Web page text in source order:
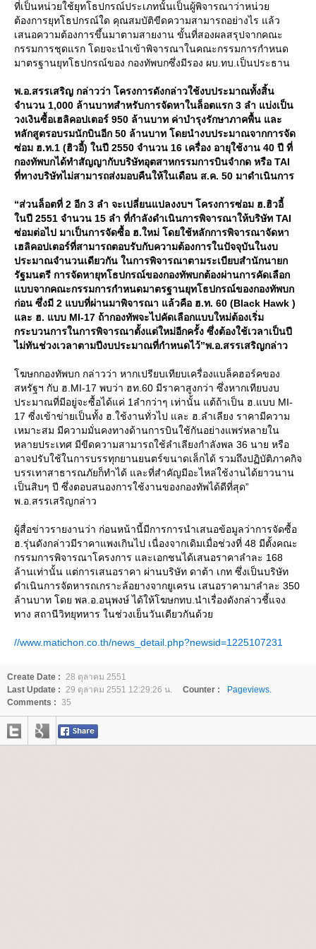
ที่เป็นหน่วยใช้ยุทโธปกรณ์ประเภทนั้นเป็นผู้พิจารณาว่าหน่ว
ต้องการยุทโธปกรณ์ใด คุณสมบัติขีดความสามารถอย่างไร แล้ว
เสนอความต้องการขึ้นมาตามสายงาน ขั้นที่สองผลสรุปจากคณะ
กรรมการชุดแรก โดยจะนำเข้าพิจารณาในคณะกรรมการกำหนด
มาตรฐานยุทโธปกรณ์ของ กองทัพบกซึ่งมีรอง ผบ.ทบ.เป็นประธาน
พ.อ.สรรเสริญ กล่าวว่า โครงการดังกล่าวใช้งบประมาณทั้งสิ้น
จำนวน 1,000 ล้านบาทสำหรับการจัดหาในล็อตแรก 3 ลำ แบ่งเป็น
วงเงินซื้อเฮลิคอปเตอร์ 950 ล้านบาท ค่าบำรุงรักษาภาคพื้น และ
หลักสูตรอบรมนักบินอีก 50 ล้านบาท โดยนำงบประมาณจากการจัด
ซ่อม ฮ.ท.1 (ฮิวอี้) ในปี 2550 จำนวน 16 เครื่อง อายุใช้งาน 40 ปี ที่
กองทัพบกได้ทำสัญญากับบริษัทอุตสาหกรรมการบินจำกด หรือ TAI
ที่ทางบริษัทไม่สามารถส่งมอบคืนให้ในเดือน ส.ค. 50 มาดำเนินการ
“ส่วนล็อตที่ 2 อีก 3 ลำ จะเปลี่ยนแปลงงบฯ โครงการซ่อม ฮ.ฮิวอี้
นปี 2551 จำนวน 15 ลำ ที่กำลังดำเนินการพิจารณาให้บริษัท TAI
ซ่อมต่อไป มาเป็นการจัดซื้อ ฮ.ใหม่ โดยใช้หลักการพิจารณาจัดหา
เฮลิคอปเตอร์ที่สามารถตอบรับกับความต้องการในปัจจุบันในงบ
ประมาณจำนวนเดียวกัน ในการพิจารณาตามระเบียบสำนักนายก
รัฐมนตรี การจัดหายุทโธปกรณ์ของกองทัพบกต้องผ่านการคัดเลือก
บบจากคณะกรรมการกำหนดมาตรฐานยุทโธปกรณ์ของกองทัพบก
ก่อน ซึ่งมี 2 แบบที่ผ่านมาพิจารณา แล้วคือ ฮ.ท. 60 (Black Hawk )
ละ ฮ. แบบ MI-17 ถ้ากองทัพจะไปคัดเลือกแบบใหม่ต้องเริ่ม
กระบวนการในการพิจารณาตั้งแต่ใหม่อีกครั้ง ซึ่งต้องใช้เวลาเป็นปี
ไม่ทันช่วงเวลาตามปีงบประมาณที่กำหนดไว้”พ.อ.สรรเสริญกล่าว
ฆษกกองทัพบก กล่าวว่า หากเปรียบเทียบเครื่องแบล็คฮอร์คของ
สหรัฐฯ กับ ฮ.MI-17 พบว่า ฮท.60 มีราคาสูงกว่า ซึ่งหากเทียบงบ
ประมาณที่มีอยู่จะซื้อได้แค่ 1ลำกว่าๆ เท่านั้น แต้ถ้าเป็น ฮ.แบบ MI-
17 ซี่งเข้าข่ายเป็นทั้ง ฮ.ใช้งานทั่วไป และ ฮ.ลำเลียง ราคามีความ
เหมาะสม มีความมั่นคงทางด้านการบินใช้กันอย่างแพร่หลายใน
หลายประเทศ มีขีดความสามารถใช้ลำเลียงกำลังพล 36 นาย หรือ
อาจปรับใช้ในการบรรทุกยานยนตร์ขนาดเล็กได้ รวมถึงปฏิบัติภาคกิจ
บรรเทาสาธารณภัยก็ทำได้ และที่สำคัญมีอะไหล่ใช้งานได้ยาวนาน
เป็นสิบๆ ปี ซึ่งตอบสนองการใช้งานของกองทัพได้ดีที่สุด”
พ.อ.สรรเสริญกล่าว
ผู้สื่อข่าวรายงานว่า ก่อนหน้านี้มีการการนำเสนอข้อมูลว่าการจัดซื้อ
ฮ.รุ่นดังกล่าวมีราคาแพงเกินไป เนื่องจากเดิมเมื่อช่วงที่ 48 มีตั้งคณะ
กรรมการพิจารณาโครงการ และเอกชนได้เสนอราคาลำละ 168
ล้านเท่านั้น แต่การเสนอราคา ผ่านบริษัท ดาต้า เกท ซึ่งเป็นบริษัท
ดำเนินการจัดหารถเกราะล้อยางจากยูเครน เสนอราคามาลำละ 350
ล้านบาท โดย พล.อ.อนุพงษ์ ได้ให้โฆษกทบ.นำเรื่องดังกล่าวชี้แจง
ทาง สถานีวิทยุทหาร ในช่วงเย็นวันเดียวกันด้ว
//www.matichon.co.th/news_detail.php?newsid=1225107231
Create Date : 28 ตุลาคม 2551
Last Update : 29 ตุลาคม 2551 12:29:26 น. Counter :
Pageviews.
Comments : 35